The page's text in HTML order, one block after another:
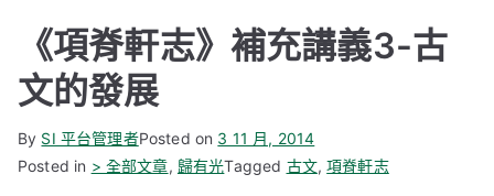
《項脊軒志》補充講義3-古
文的發展
By SI 平台管理者Posted on 3 11 月, 2014
Posted in > 全部文章, 歸有光Tagged 古文,項脊軒志